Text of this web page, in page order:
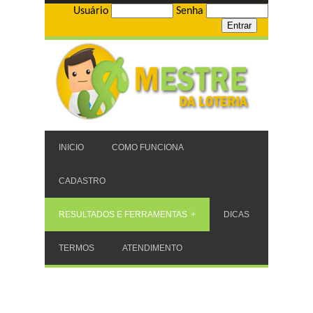
Usuário Senha
INICIO COMO FUNCIONA
CADASTRO
RESULTADOS E FERRAMENTAS DICAS
TERMOS ATENDIMENTO